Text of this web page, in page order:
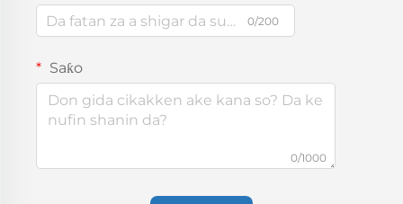
0/200
Saƙo
0/1000